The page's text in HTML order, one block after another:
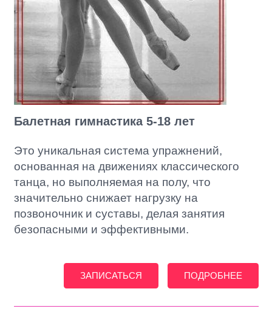
Балетная гимнастика 5-18 лет
Это уникальная система упражнений,
основанная на движениях классического
танца, но выполняемая на полу, что
значительно снижает нагрузку на
позвоночник и суставы, делая занятия
безопасными и эффективными.
ПОДРОБНЕЕ
ЗАПИСАТЬСЯ